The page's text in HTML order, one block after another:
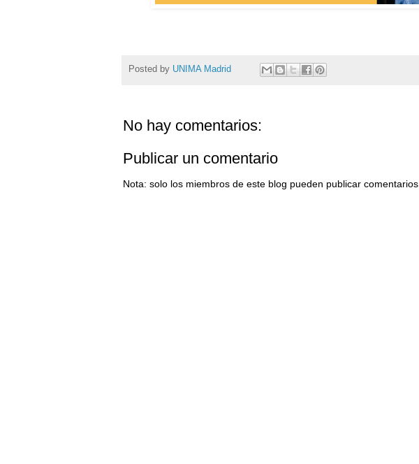
Posted by UNIMA Madrid
No hay comentarios:
Publicar un comentario
Nota: solo los miembros de este blog pueden publicar comentarios.